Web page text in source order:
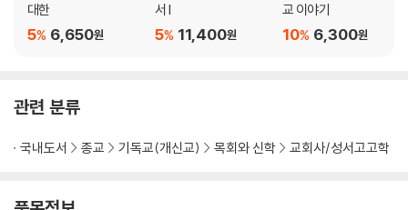
대한
6,650원
5%
서 I
11,400원
5%
교 이야기
6,300원
10%
관련 분류
국내도서 종교 기독교(개신교) 목회와 신학 교회사/성서고고학